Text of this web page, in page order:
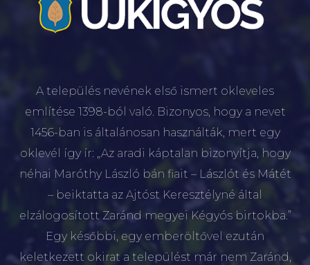
A település nevének első ismert okleveles
említése 1398-ból való. Bizonyos, hogy a nevet
1456-ban is általánosan használták, mert egy
oklevél így ír: „Az aradi káptalan bizonyítja, hogy
néhai Maróthy László bán fiait – Lászlót és Mátét
– beiktatta az Ajtóst Keresztélyné által
elzálogosított Zaránd megyei Kégyós birtokba.”
Egy későbbi, egy emberöltővel ezután
keletkezett okirat a települést már nem Zaránd,